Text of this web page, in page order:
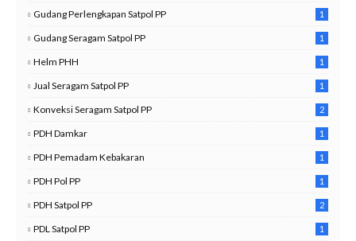
Gudang Perlengkapan Satpol PP 1
Gudang Seragam Satpol PP 1
Helm PHH 1
Jual Seragam Satpol PP 1
Konveksi Seragam Satpol PP 2
PDH Damkar 1
PDH Pemadam Kebakaran 1
PDH Pol PP 1
PDH Satpol PP 2
PDL Satpol PP 1